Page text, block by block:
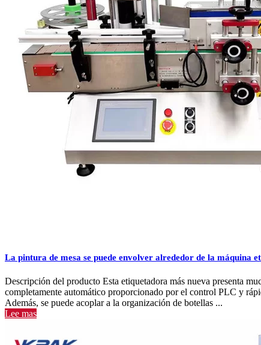
La pintura de mesa se puede envolver alrededor de la máquina
Descripción del producto Esta etiquetadora más nueva presenta
completamente automático proporcionado por el control PLC y
Además, se puede acoplar a la organización de botellas ...
Lee mas